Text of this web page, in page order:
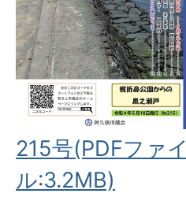
215号(PDFファイ
ル:3.2MB)